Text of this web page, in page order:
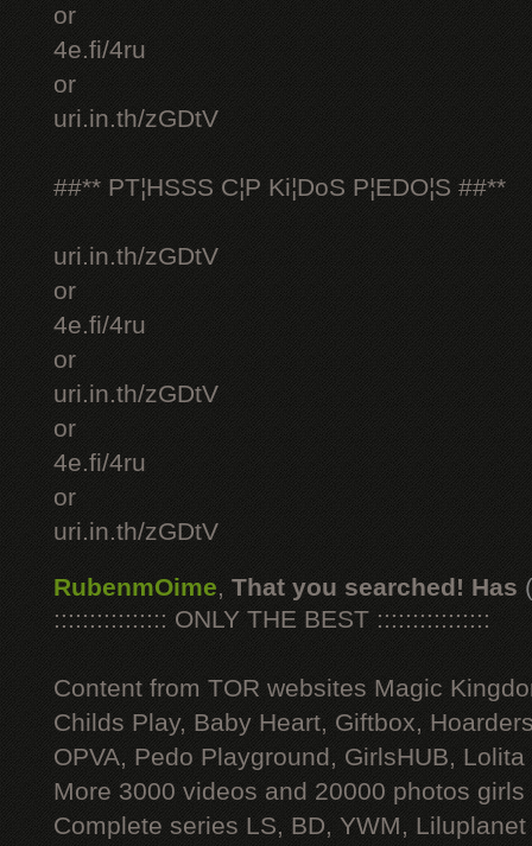
or
4e.fi/4ru
or
uri.in.th/zGDtV
##** PT¦HSSS C¦P Ki¦DoS P¦EDO¦S ##**
uri.in.th/zGDtV
or
4e.fi/4ru
or
uri.in.th/zGDtV
or
4e.fi/4ru
or
uri.in.th/zGDtV
RubenmOime, That you searched! Has
:::::::::::::::: ONLY THE BEST ::::::::::::::::
Content from TOR websites Magic
Childs Play, Baby Heart, Giftbox,
OPVA, Pedo Playground, GirlsHUB, Lolita
More 3000 videos and 20000 photos
Complete series LS, BD, YWM, Liluplanet